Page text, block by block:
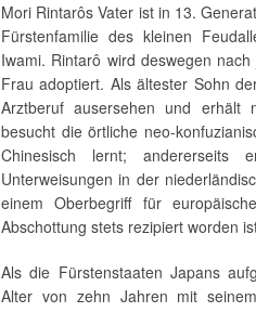
Mori Rintarôs Vater ist in 13.
Fürstenfamilie des kleinen
Iwami. Rintarô wird deswegen
Frau adoptiert. Als ältester Sohn
Arztberuf ausersehen und erhält
besucht die örtliche neo-
Chinesisch lernt; andererseits
Unterweisungen in der
einem Oberbegriff für
Abschottung stets rezipiert worden
Als die Fürstenstaaten Japans
Alter von zehn Jahren mit